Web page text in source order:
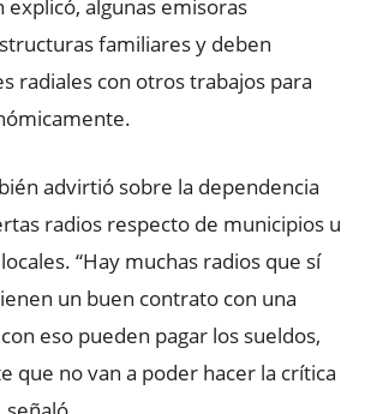
explicó, algunas emisoras
familiares y deben
radiales con otros trabajos para
advirtió sobre la dependencia
radios respecto de municipios u
“Hay muchas radios que sí
un buen contrato con una
eso pueden pagar los sueldos,
que no van a poder hacer la crítica